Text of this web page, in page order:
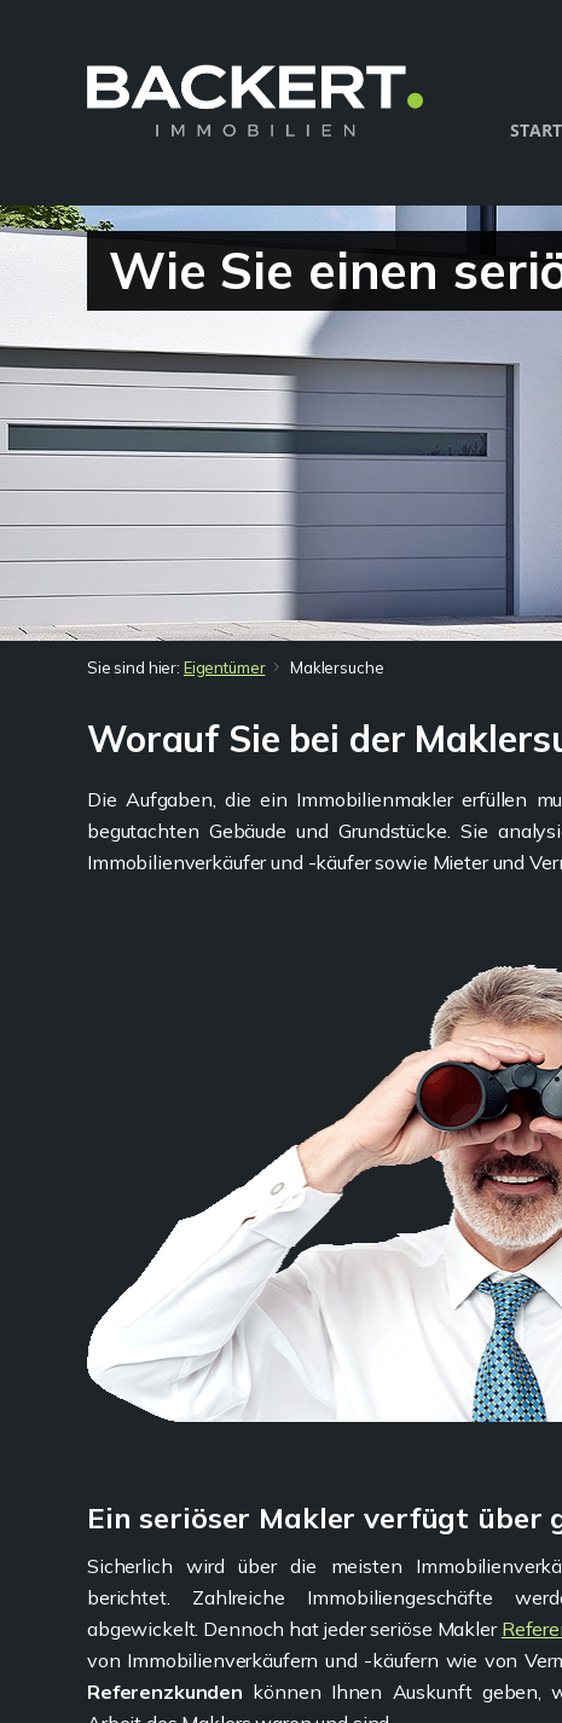
START
Wie Sie einen
Sie sind hier: Eigentümer Maklersuche
Worauf Sie bei der
Die Aufgaben, die ein Immobilienmakler erfüllen
begutachten Gebäude und Grundstücke. Sie
Immobilienverkäufer und -käufer sowie Mieter und
Ein seriöser Makler verfügt über
Sicherlich wird über die meisten
berichtet. Zahlreiche Immobiliengeschäfte
abgewickelt. Dennoch hat jeder seriöse Makler
von Immobilienverkäufern und -käufern wie von
Referenzkunden können Ihnen Auskunft geben,